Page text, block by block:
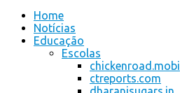
Home
Notícias
Educação
Escolas
chickenroad.mobi
ctreports.com